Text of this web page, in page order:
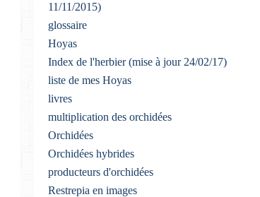
11/11/2015)
glossaire
Hoyas
Index de l'herbier (mise à jour 24/02/17)
liste de mes Hoyas
livres
multiplication des orchidées
Orchidées
Orchidées hybrides
producteurs d'orchidées
Restrepia en images